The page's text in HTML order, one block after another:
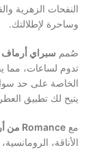
النفحات الزهرية
وساحرة لإطلالتك.
صُمم سبراي أرماف Romance
تدوم لساعات، مما
الخاصة على حد
يتيح لك تطبيق
مع Romance من أرماف
الأناقة،